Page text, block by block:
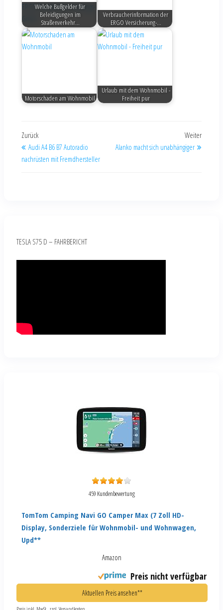
Welche Bußgelder für
Beleidigungen im
Straßenverkehr…
Verbraucherinformation der
ERGO Versicherung-…
Motorschaden am Wohnmobil
Urlaub mit dem Wohnmobil -
Freiheit pur
Zurück
Audi A4 B6 B7 Autoradio
nachrüsten mit Fremdhersteller
Weiter
Alanko macht sich unabhängiger
TESLA S75 D – FAHRBERICHT
459 Kundenbewertung
TomTom Camping Navi GO Camper Max (7 Zoll HD-
Display, Sonderziele für Wohnmobil- und Wohnwagen,
Upd**
Amazon
Preis nicht verfügbar
Aktuellen Preis ansehen**